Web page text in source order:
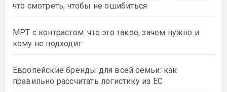
что смотреть, чтобы не ошибиться
МРТ с контрастом: что это такое, зачем нужно и
кому не подходит
Европейские бренды для всей семьи: как
правильно рассчитать логистику из ЕС